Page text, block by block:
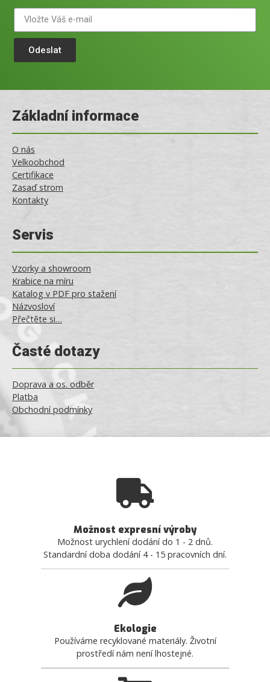
Odeslat
Základní informace
O nás
Velkoobchod
Certifikace
Zasaď strom
Kontakty
Servis
Vzorky a showroom
Krabice na míru
Katalog v PDF pro stažení
Názvosloví
Přečtěte si…
Časté dotazy
Doprava a os. odběr
Platba
Obchodní podmínky
Možnost expresní výroby
Možnost urychlení dodání do 1 - 2 dnů.
Standardní doba dodání 4 - 15 pracovních dní.
Ekologie
Používáme recyklované materiály. Životní
prostředí nám není lhostejné.